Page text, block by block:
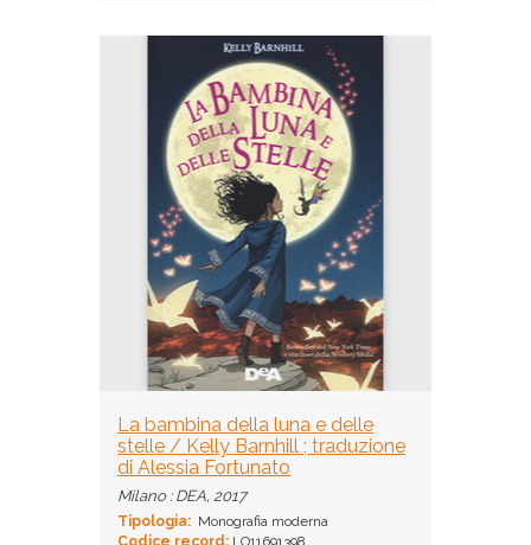
La bambina della luna e delle
stelle / Kelly Barnhill ; traduzione
di Alessia Fortunato
Milano : DEA, 2017
Tipologia: Monografia moderna
Codice record: LO11691398